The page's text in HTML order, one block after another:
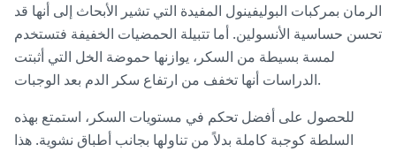
الرمان بمركبات البوليفينول المفيدة التي تشير الأبحاث إلى أنها قد
تحسن حساسية الأنسولين. أما تتبيلة الحمضيات الخفيفة فتستخدم
لمسة بسيطة من السكر، يوازنها حموضة الخل التي أثبتت
الدراسات أنها تخفف من ارتفاع سكر الدم بعد الوجبات.
للحصول على أفضل تحكم في مستويات السكر، استمتع بهذه
السلطة كوجبة كاملة بدلاً من تناولها بجانب أطباق نشوية. هذا